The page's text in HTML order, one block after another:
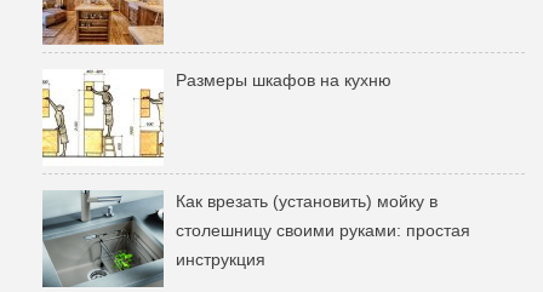
Размеры шкафов на кухню
Как врезать (установить) мойку в
столешницу своими руками: простая
инструкция